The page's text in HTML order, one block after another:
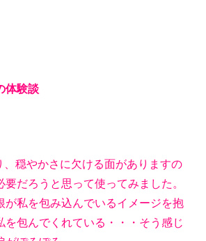
体験談
、穏やかさに欠ける面がありますの
だろうと思って使ってみました。
が私を包み込んでいるイメージを抱
を包んでくれている・・・そう感じ